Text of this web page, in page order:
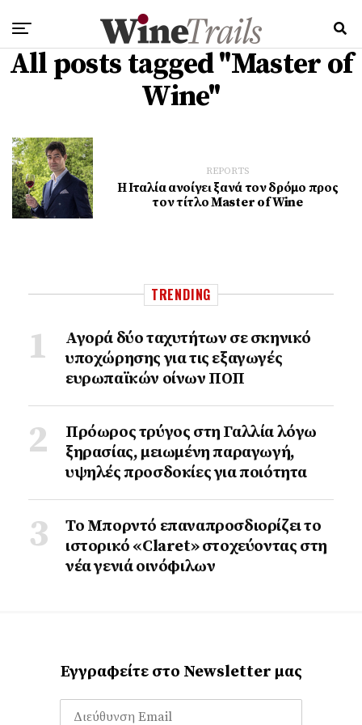
All posts tagged "Master of
Wine"
REPORTS
Η Ιταλία ανοίγει ξανά τον δρόμο προς
τον τίτλο Master of Wine
TRENDING
Αγορά δύο ταχυτήτων σε σκηνικό
υποχώρησης για τις εξαγωγές
ευρωπαϊκών οίνων ΠΟΠ
Πρόωρος τρύγος στη Γαλλία λόγω
ξηρασίας, μειωμένη παραγωγή,
υψηλές προσδοκίες για ποιότητα
Το Μπορντό επαναπροσδιορίζει το
ιστορικό «Claret» στοχεύοντας στη
νέα γενιά οινόφιλων
Εγγραφείτε στο Newsletter μας